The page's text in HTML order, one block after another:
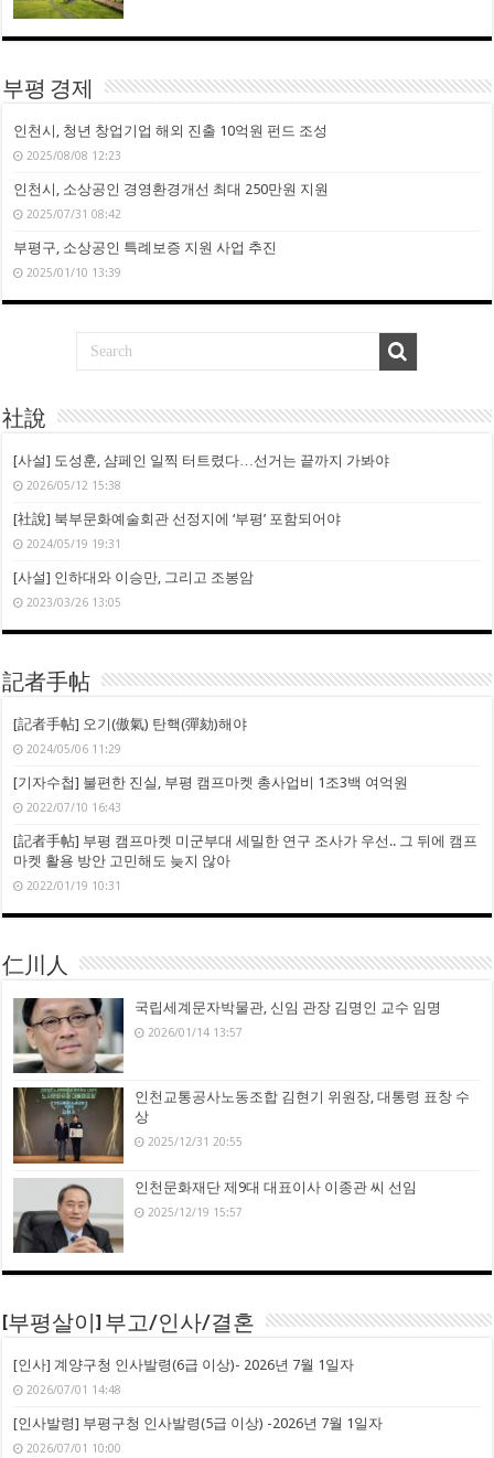
부평 경제
인천시, 청년 창업기업 해외 진출 10억원 펀드 조성
2025/08/08 12:23
인천시, 소상공인 경영환경개선 최대 250만원 지원
2025/07/31 08:42
부평구, 소상공인 특례보증 지원 사업 추진
2025/01/10 13:39
社說
[사설] 도성훈, 샴페인 일찍 터트렸다…선거는 끝까지 가봐야
2026/05/12 15:38
[社說] 북부문화예술회관 선정지에 ‘부평’ 포함되어야
2024/05/19 19:31
[사설] 인하대와 이승만, 그리고 조봉암
2023/03/26 13:05
記者手帖
[記者手帖] 오기(傲氣) 탄핵(彈劾)해야
2024/05/06 11:29
[기자수첩] 불편한 진실, 부평 캠프마켓 총사업비 1조3백 여억원
2022/07/10 16:43
[記者手帖] 부평 캠프마켓 미군부대 세밀한 연구 조사가 우선.. 그 뒤에 캠프
마켓 활용 방안 고민해도 늦지 않아
2022/01/19 10:31
仁川人
국립세계문자박물관, 신임 관장 김명인 교수 임명
2026/01/14 13:57
인천교통공사노동조합 김현기 위원장, 대통령 표창 수
상
2025/12/31 20:55
인천문화재단 제9대 대표이사 이종관 씨 선임
2025/12/19 15:57
[부평살이] 부고/인사/결혼
[인사] 계양구청 인사발령(6급 이상)- 2026년 7월 1일자
2026/07/01 14:48
[인사발령] 부평구청 인사발령(5급 이상) -2026년 7월 1일자
2026/07/01 10:00